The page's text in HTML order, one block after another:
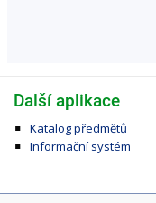
Další aplikace
Katalog předmětů
Informační systém